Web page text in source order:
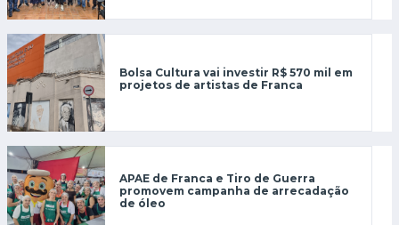
Bolsa Cultura vai investir R$ 570 mil em
projetos de artistas de Franca
APAE de Franca e Tiro de Guerra
promovem campanha de arrecadação
de óleo